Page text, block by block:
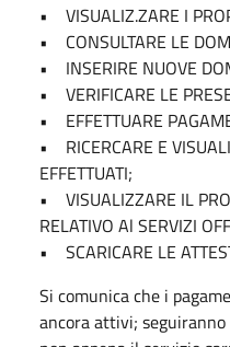
• VISUALIZ.ZARE I
• CONSULTARE LE
• INSERIRE NUOVE
• VERIFICARE LE
• EFFETTUARE
• RICERCARE E
EFFETTUATI;
• VISUALIZZARE IL
RELATIVO Al SERVIZI
• SCARICARE LE
Si comunica che i
ancora attivi;